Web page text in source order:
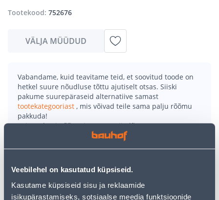
Veebilehel on kasutatud küpsiseid.
Kasutame küpsiseid sisu ja reklaamide
isikupärastamiseks, sotsiaalse meedia funktsioonide
Tootekood: 752676
VÄLJA MÜÜDUD
Vabandame, kuid teavitame teid, et soovitud toode on
hetkel suure nõudluse tõttu ajutiselt otsas. Siiski
pakume suurepäraseid alternatiive samast
tootekategooriast , mis võivad teile sama palju rõõmu
pakkuda!
Teie ostlemisrõõm ei pea aga siin lõppema - oma
uurimistööd saate jätkata, naastes
• 14-päevane tagastusõigus.